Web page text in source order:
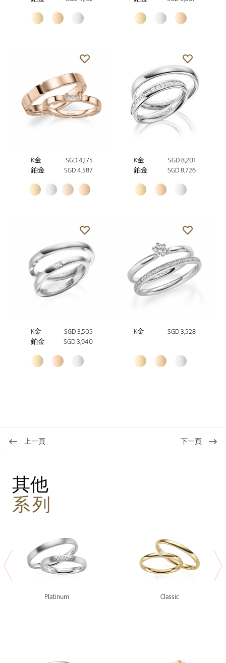
K金
SGD 4,175
鉑金
SGD 4,587
K金
SGD 8,201
鉑金
SGD 8,726
K金
SGD 3,505
鉑金
SGD 3,940
K金 SGD 3,528
上一頁 下一頁
其他
系列
Platinum Classic